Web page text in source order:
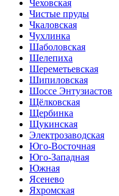
Чеховская
Чистые пруды
Чкаловская
Чухлинка
Шаболовская
Шелепиха
Шереметьевская
Шипиловская
Шоссе Энтузиастов
Щёлковская
Щербинка
Щукинская
Электрозаводская
Юго-Восточная
Юго-Западная
Южная
Ясенево
Яхромская